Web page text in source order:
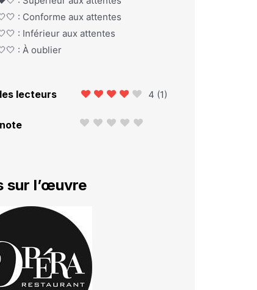
: Conforme aux attentes
: Inférieur aux attentes
: À oublier
lecteurs 4 (1)
sur l’œuvre